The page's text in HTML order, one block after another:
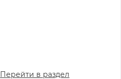
Перейти в раздел